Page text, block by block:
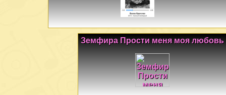
Земфира Прости меня моя любовь